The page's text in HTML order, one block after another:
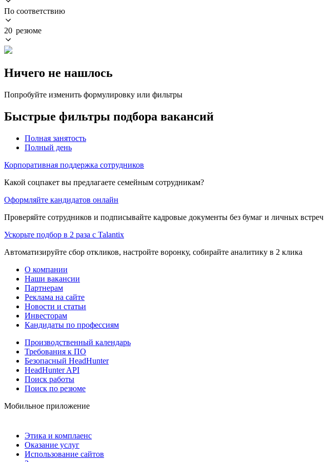
По соответствию
20 резюме
Ничего не нашлось
Попробуйте изменить формулировку или фильтры
Быстрые фильтры подбора вакансий
Полная занятость
Полный день
Корпоративная поддержка сотрудников
Какой соцпакет вы предлагаете семейным сотрудникам?
Оформляйте кандидатов онлайн
Проверяйте сотрудников и подписывайте кадровые документы без бумаг и личных встреч
Ускорьте подбор в 2 раза с Talantix
Автоматизируйте сбор откликов, настройте воронку, собирайте аналитику в 2 клика
О компании
Наши вакансии
Партнерам
Реклама на сайте
Новости и статьи
Инвесторам
Кандидаты по профессиям
Производственный календарь
Требования к ПО
Безопасный HeadHunter
HeadHunter API
Поиск работы
Поиск по резюме
Мобильное приложение
Этика и комплаенс
Оказание услуг
Использование сайтов